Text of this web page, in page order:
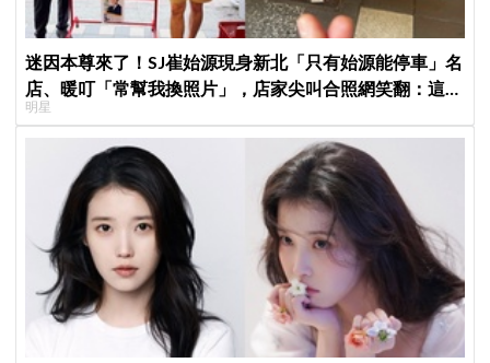
迷因本尊來了！SJ崔始源現身新北「只有始源能停車」名
店、暖叮「常幫我換照片」，店家尖叫合照網笑翻：這輩
子不能脫粉了
明星